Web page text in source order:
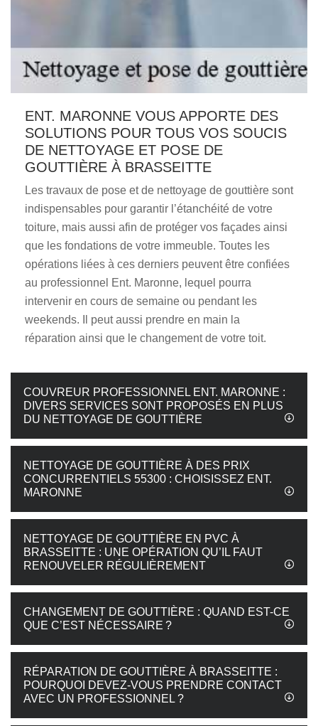
ENT. MARONNE VOUS APPORTE DES
SOLUTIONS POUR TOUS VOS SOUCIS
DE NETTOYAGE ET POSE DE
GOUTTIÈRE À BRASSEITTE
Les travaux de pose et de nettoyage de gouttière sont
indispensables pour garantir l’étanchéité de votre
toiture, mais aussi afin de protéger vos façades ainsi
que les fondations de votre immeuble. Toutes les
opérations liées à ces derniers peuvent être confiées
au professionnel Ent. Maronne, lequel pourra
intervenir en cours de semaine ou pendant les
weekends. Il peut aussi prendre en main la
réparation ainsi que le changement de votre toit.
COUVREUR PROFESSIONNEL ENT. MARONNE :
DIVERS SERVICES SONT PROPOSÉS EN PLUS
DU NETTOYAGE DE GOUTTIÈRE
NETTOYAGE DE GOUTTIÈRE À DES PRIX
CONCURRENTIELS 55300 : CHOISISSEZ ENT.
MARONNE
NETTOYAGE DE GOUTTIÈRE EN PVC À
BRASSEITTE : UNE OPÉRATION QU’IL FAUT
RENOUVELER RÉGULIÈREMENT
CHANGEMENT DE GOUTTIÈRE : QUAND EST-CE
QUE C’EST NÉCESSAIRE ?
RÉPARATION DE GOUTTIÈRE À BRASSEITTE :
POURQUOI DEVEZ-VOUS PRENDRE CONTACT
AVEC UN PROFESSIONNEL ?